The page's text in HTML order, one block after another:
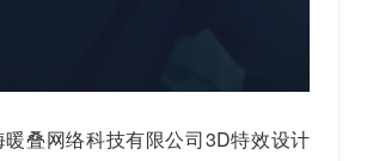
暖叠网络科技有限公司3D特效设计